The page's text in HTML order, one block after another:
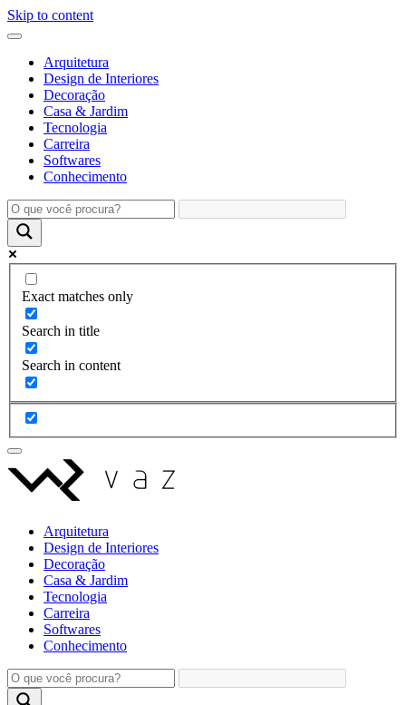
Skip to content
Arquitetura
Design de Interiores
Decoração
Casa & Jardim
Tecnologia
Carreira
Softwares
Conhecimento
Exact matches only
Search in title
Search in content
Arquitetura
Design de Interiores
Decoração
Casa & Jardim
Tecnologia
Carreira
Softwares
Conhecimento